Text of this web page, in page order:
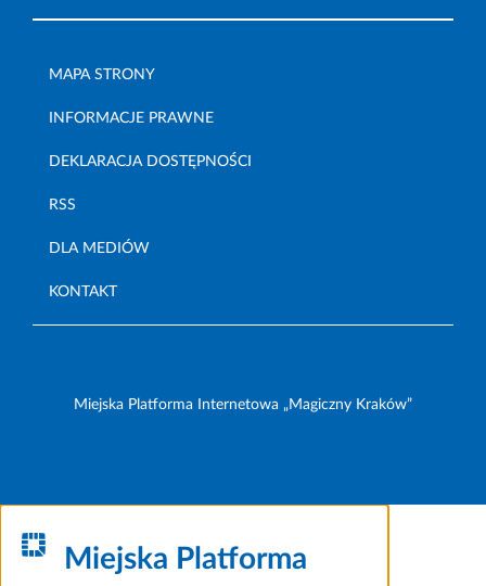
MAPA STRONY
INFORMACJE PRAWNE
DEKLARACJA DOSTĘPNOŚCI
RSS
DLA MEDIÓW
KONTAKT
Miejska Platforma Internetowa „Magiczny Kraków”
Miejska Platforma